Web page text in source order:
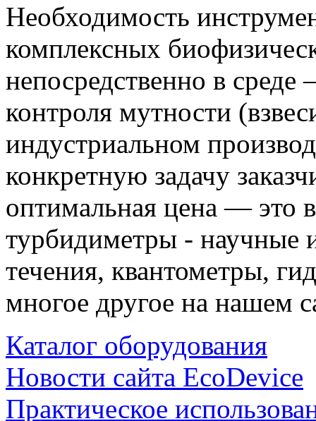
Необходимость
комплексных
непосредственно в
контроля мутности
индустриальном
конкретную задачу
оптимальная цена — это
турбидиметры - научные
течения, квантометры,
многое другое на нашем
Каталог оборудования
Новости сайта EcoDevice
Практическое